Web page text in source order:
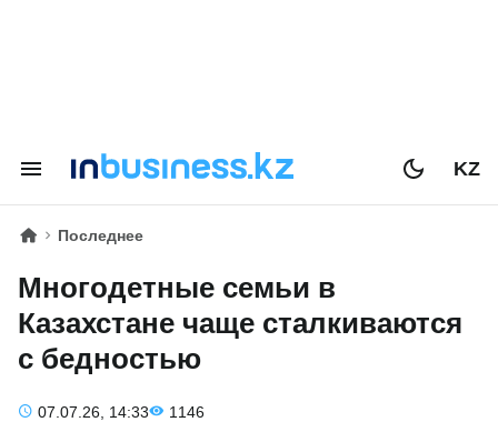
KZ
Последнее
Многодетные семьи в
Казахстане чаще сталкиваются
с бедностью
07.07.26, 14:33 1146